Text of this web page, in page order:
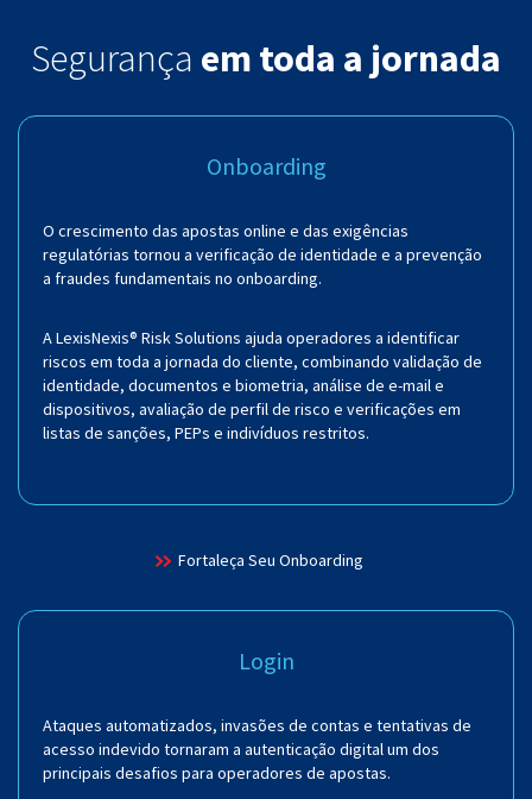
Segurança em toda a jornada
Onboarding
O crescimento das apostas online e das exigências
regulatórias tornou a verificação de identidade e a prevenção
a fraudes fundamentais no onboarding.
A LexisNexis® Risk Solutions ajuda operadores a identificar
riscos em toda a jornada do cliente, combinando validação de
identidade, documentos e biometria, análise de e-mail e
dispositivos, avaliação de perfil de risco e verificações em
listas de sanções, PEPs e indivíduos restritos.
Fortaleça Seu Onboarding
Login
Ataques automatizados, invasões de contas e tentativas de
acesso indevido tornaram a autenticação digital um dos
principais desafios para operadores de apostas.